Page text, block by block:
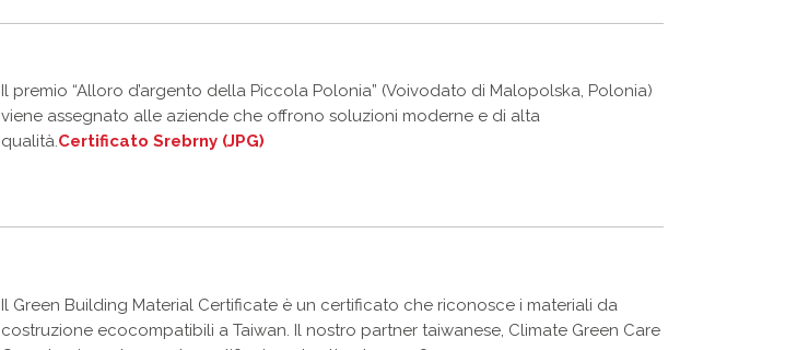
Il premio “Alloro d’argento della Piccola Polonia” (Voivodato di Malopolska, Polonia)
viene assegnato alle aziende che offrono soluzioni moderne e di alta
qualità.Certificato Srebrny (JPG)
Il Green Building Material Certificate è un certificato che riconosce i materiali da
costruzione ecocompatibili a Taiwan. Il nostro partner taiwanese, Climate Green Care